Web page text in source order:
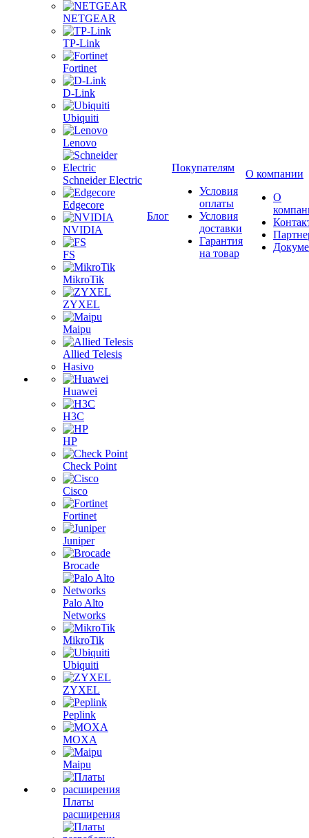
NETGEAR
TP-Link
Fortinet
D-Link
Ubiquiti
Lenovo
Schneider Electric
Edgecore
NVIDIA
FS
MikroTik
ZYXEL
Maipu
Allied Telesis
Hasivo
Huawei
H3C
HP
Check Point
Cisco
Fortinet
Juniper
Brocade
Palo Alto
Networks
MikroTik
Ubiquiti
ZYXEL
Peplink
MOXA
Maipu
Платы
расширения
Блог
Покупателям
Условия
оплаты
Условия
доставки
Гарантия
на товар
О компании
О